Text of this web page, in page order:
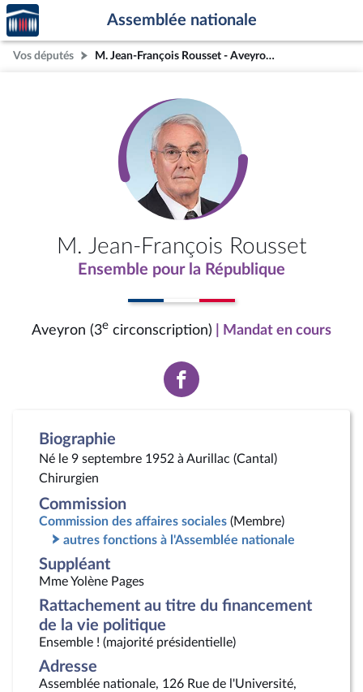
Aller au contenu
Aller en bas de la page
Accèder
à la
page
d'accueil
Assemblée nationale
Vos députés M. Jean-François Rousset - Aveyron (3e circonscription)
M. Jean-François Rousset
Ensemble pour la République
Aveyron (3e circonscription) | Mandat en cours
Voir
la
Biographie
Né le 9 septembre 1952 à Aurillac (Cantal)
Chirurgien
Commission
Commission des affaires sociales (Membre)
autres fonctions à l'Assemblée nationale
Suppléant
Mme Yolène Pages
Rattachement au titre du financement
de la vie politique
Ensemble ! (majorité présidentielle)
Adresse
Assemblée nationale, 126 Rue de l'Université,